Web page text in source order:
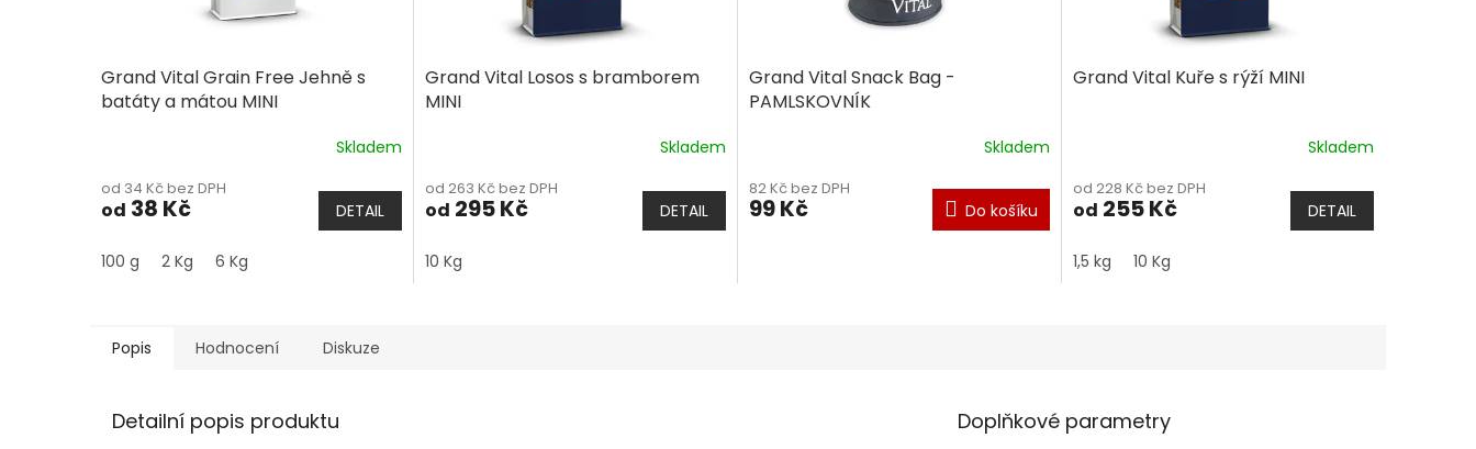
Grand Vital Grain Free Jehně s
batáty a mátou MINI
produktu
je
z
Skladem
od 34 Kč bez DPH
od 38 Kč DETAIL
100 g 2 Kg 6 Kg
Grand Vital Losos s bramborem
MINI
produktu
je
z
Skladem
od 263 Kč bez DPH
od 295 Kč DETAIL
10 Kg
Grand Vital Snack Bag -
PAMLSKOVNÍK
Skladem
82 Kč bez DPH
99 Kč Do košíku
Grand Vital Kuře s rýží MINI
Skladem
od 228 Kč bez DPH
od 255 Kč DETAIL
1,5 kg 10 Kg
Popis Hodnocení Diskuze
Detailní popis produktu Doplňkové parametry